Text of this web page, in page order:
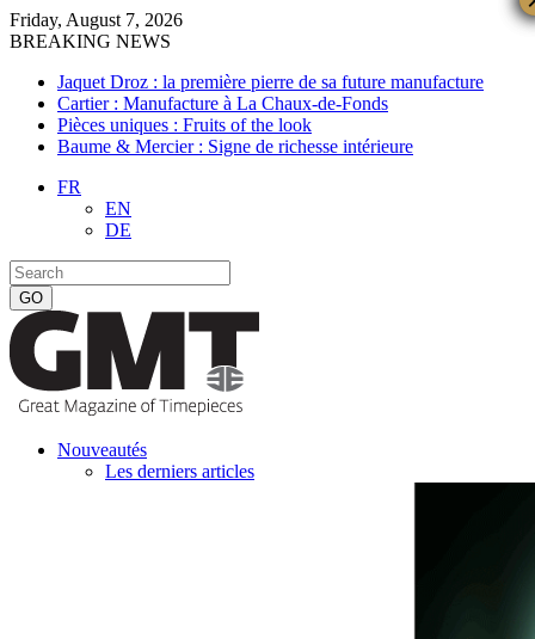
Friday, August 7, 2026
BREAKING NEWS
Jaquet Droz : la première pierre de sa future manufacture
Cartier : Manufacture à La Chaux-de-Fonds
Pièces uniques : Fruits of the look
Baume & Mercier : Signe de richesse intérieure
FR
EN
DE
Nouveautés
Les derniers articles